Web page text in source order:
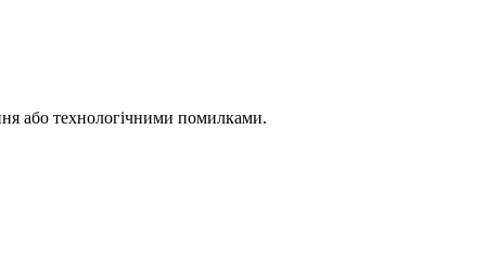
або технологічними помилками.